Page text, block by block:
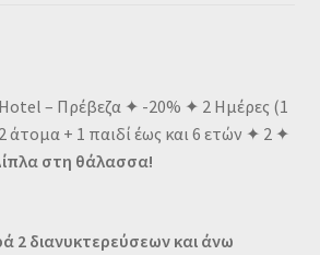
– Πρέβεζα ✦ -20% ✦ 2 Ημέρες (1
άτομα + 1 παιδί έως και 6 ετών ✦ 2 ✦
στη θάλασσα!
2 διανυκτερεύσεων και άνω